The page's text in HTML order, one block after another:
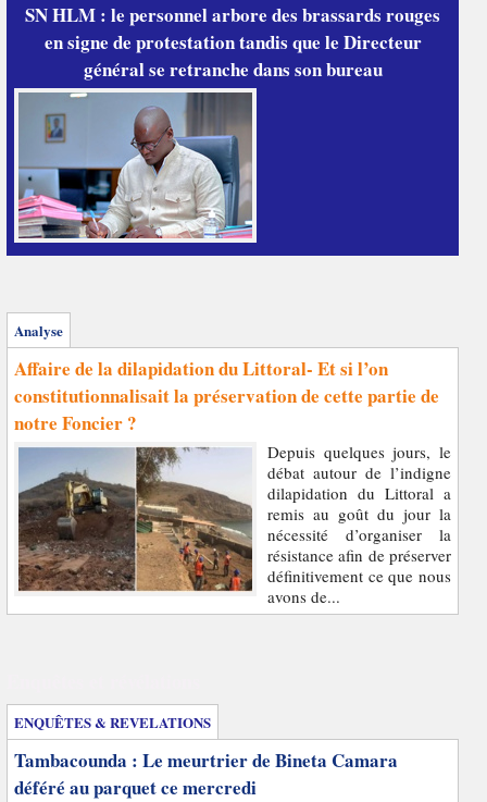
SN HLM : le personnel arbore des brassards rouges
en signe de protestation tandis que le Directeur
général se retranche dans son bureau
Analyse
Affaire de la dilapidation du Littoral- Et si l’on
constitutionnalisait la préservation de cette partie de
notre Foncier ?
Depuis quelques jours, le
débat autour de l’indigne
dilapidation du Littoral a
remis au goût du jour la
nécessité d’organiser la
résistance afin de préserver
définitivement ce que nous
avons de...
ENQUÊTES & REVELATIONS
Tambacounda : Le meurtrier de Bineta Camara
déféré au parquet ce mercredi